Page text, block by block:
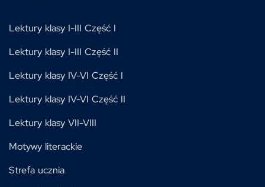
Lektury klasy I-III Część I
Lektury klasy I-III Część II
Lektury klasy IV-VI Część I
Lektury klasy IV-VI Część II
Lektury klasy VII-VIII
Motywy literackie
Strefa ucznia